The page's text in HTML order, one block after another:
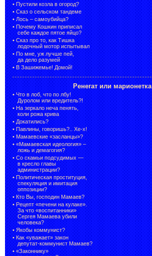
• Пустили козла в огород?
• Сказ о сельском тандеме
• Лось – самоубийца?
• Почему Кошкин приписал
себе каждое пятое яйцо?
• Сказ про то, как Тишка
лодочный мотор испытывал
• По мне, уж лучше пей,
да дело разумей
• В Зашижемье! Домой!
Ренегат или марионетка
• Что в лоб, что по лбу!
Дуролом или вредитель?!
• На зеркало неча пенять,
коли рожа крива
• Докатились?
• Павлины, говоришь?.. Хе-х!
• Мамаевские «засланцы»?
• «Мамаевская идеология» –
ложь и демагогия?
• Со скамьи подсудимых —
в кресло главы
администрации?
• Политическая проституция,
спекуляция и имитация
оппозиции?
• Кто Вы, господин Мамаев?
• Рецепт «печени на кулаке».
За что «воспитанники»
Сергея Мамаева убили
человека?
• Якобы коммунист?
• Как «уважает» закон
депутат-коммунист Мамаев?
• «Законнику»